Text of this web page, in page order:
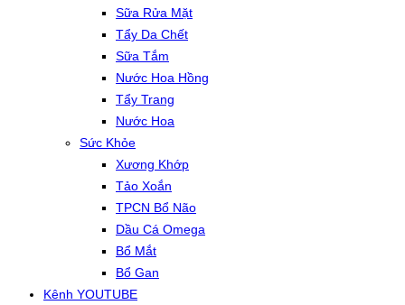
Sữa Rửa Mặt
Tẩy Da Chết
Sữa Tắm
Nước Hoa Hồng
Tẩy Trang
Nước Hoa
Sức Khỏe
Xương Khớp
Tảo Xoắn
TPCN Bổ Não
Dầu Cá Omega
Bổ Mắt
Bổ Gan
Kênh YOUTUBE